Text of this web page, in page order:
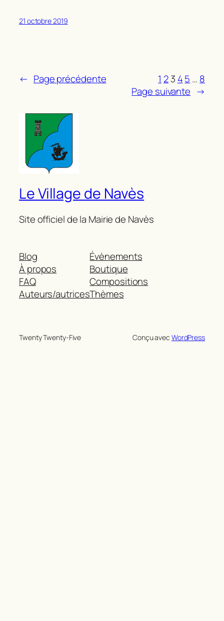
21 octobre 2019
← Page précédente 1 23 45 … 8
Page suivante →
Le Village de Navès
Site officiel de la Mairie de Navès
Blog
À propos
FAQ
Auteurs/autrices
Évènements
Boutique
Compositions
Thèmes
Twenty Twenty-Five Conçu avec WordPress